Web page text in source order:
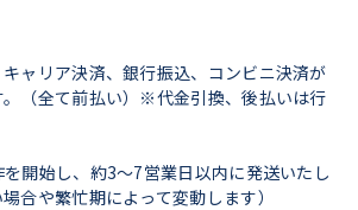
ャリア決済、銀行振込、コンビニ決済が
。（全て前払い）※代金引換、後払いは行
開始し、約3～7営業日以内に発送いたし
合や繁忙期によって変動します）